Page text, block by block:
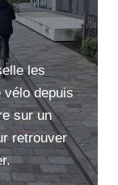
les
vélo depuis
sur un
retrouver